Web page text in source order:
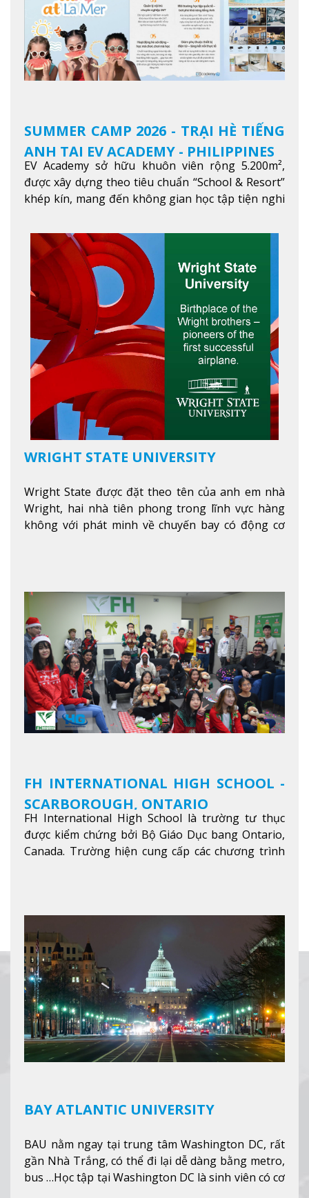
SUMMER CAMP 2026 - TRẠI HÈ TIẾNG
ANH TẠI EV ACADEMY - PHILIPPINES
EV Academy sở hữu khuôn viên rộng 5.200m²,
được xây dựng theo tiêu chuẩn “School & Resort”
khép kín, mang đến không gian học tập tiện nghi
ích hiện đạXem thêm
WRIGHT STATE UNIVERSITY
Wright State được đặt theo tên của anh em nhà
Wright, hai nhà tiên phong trong lĩnh vực hàng
không với phát minh về chuyến bay có động cơ
FH INTERNATIONAL HIGH SCHOOL -
SCARBOROUGH, ONTARIO
FH International High School là trường tư thục
được kiểm chứng bởi Bộ Giáo Dục bang Ontario,
Canada. Trường hiện cung cấp các chương trình
nhanh chóng môi trường học tại Canada.Xem
thêm
BAY ATLANTIC UNIVERSITY
BAU nằm ngay tại trung tâm Washington DC, rất
gần Nhà Trắng, có thể đi lại dễ dàng bằng metro,
bus …Học tập tại Washington DC là sinh viên có cơ